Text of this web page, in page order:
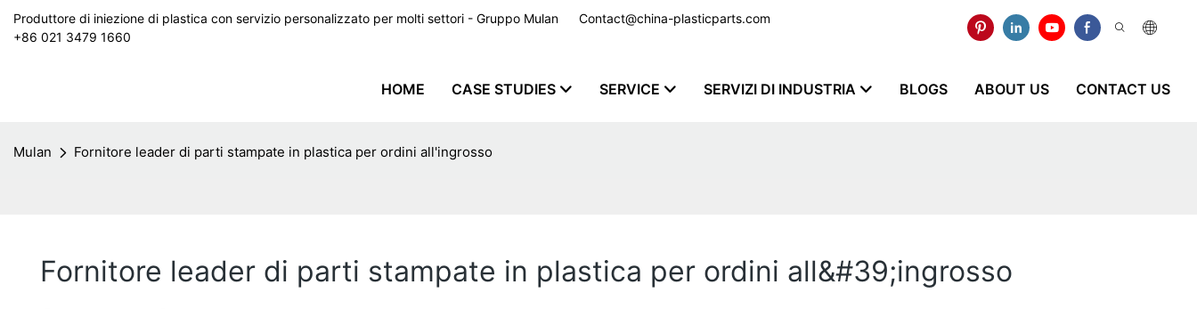
Produttore di iniezione di plastica con servizio personalizzato per molti settori - Gruppo Mulan Contact@china-plasticparts.com
+86 021 3479 1660
HOME CASE STUDIES SERVICE SERVIZI DI INDUSTRIA BLOGS ABOUT US CONTACT US
Mulan Fornitore leader di parti stampate in plastica per ordini all'ingrosso
Fornitore leader di parti stampate in plastica per ordini all&#39;ingrosso